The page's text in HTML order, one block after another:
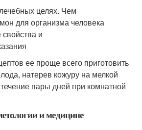
ее проще всего приготовить
натерев кожуру на мелкой
пары дней при комнатной
и медицине